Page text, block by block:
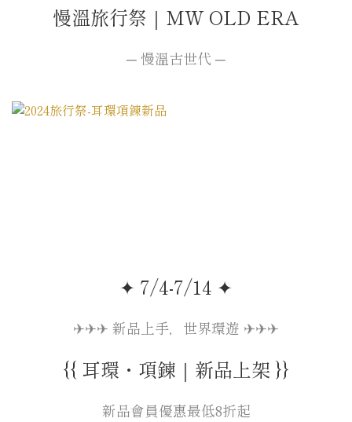
慢溫旅行祭｜MW OLD ERA
─ 慢溫古世代 ─
✦ 7/4-7/14 ✦
✈︎✈︎✈︎ 新品上手，世界環遊 ✈︎✈︎✈︎
{{ 耳環・項鍊｜新品上架 }}
新品會員優惠最低8折起